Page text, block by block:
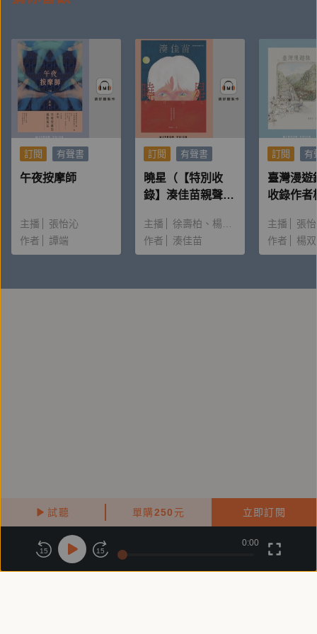
試聽 單購250 元 立即訂閱
訂閱 有聲書
午夜按摩師
主播
張怡沁
作者
譚端
訂閱 有聲書
曉星（【特別收
錄】湊佳苗親聲朗
主播 徐壽柏
楊雅淳
作者
湊佳苗
訂閱 有
臺灣漫遊
收錄作者
主播
張
作者
楊
關於鏡好聽
商務合作 付費條款 會員條款
15 15
0:00